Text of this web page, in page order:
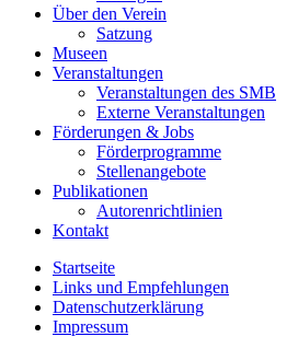
Über den Verein
Satzung
Museen
Veranstaltungen
Veranstaltungen des SMB
Externe Veranstaltungen
Förderungen & Jobs
Förderprogramme
Stellenangebote
Publikationen
Autorenrichtlinien
Kontakt
Startseite
Links und Empfehlungen
Datenschutzerklärung
Impressum